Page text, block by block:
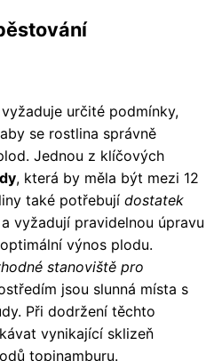
určité podmínky,
se rostlina správně
Jednou z klíčových
, která by měla být mezi 12
také potřebují dostatek
a vyžadují pravidelnou úpravu
výnos plodu.
stanoviště pro
jsou slunná místa s
Při dodržení těchto
vynikající sklizeň
topinamburu.